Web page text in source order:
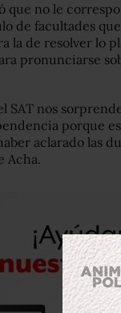
que no le
de facultades
la de resolver lo
pronunciarse
SAT nos
porque
aclarado las
Acha.